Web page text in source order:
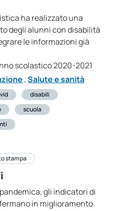
ha realizzato una
degli alunni con disabilità
le informazioni già
scolastico 2020-2021
,Salute e sanità
disabili
scuola
stampa
gli indicatori di
in miglioramento.